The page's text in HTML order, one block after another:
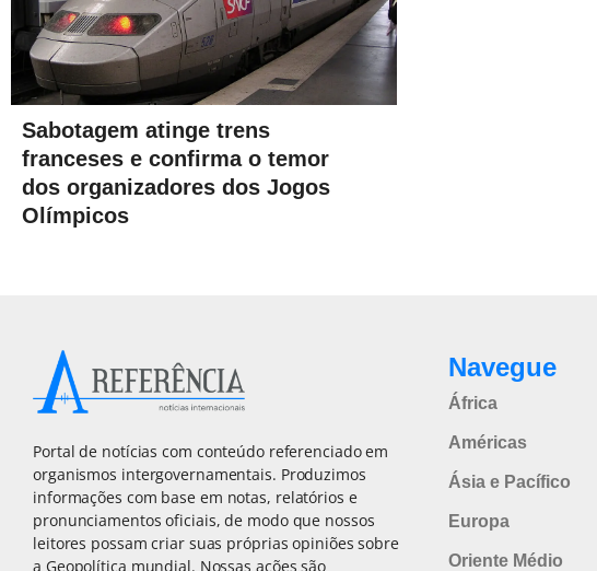
Sabotagem atinge trens
franceses e confirma o temor
dos organizadores dos Jogos
Olímpicos
Portal de notícias com conteúdo referenciado em
organismos intergovernamentais. Produzimos
informações com base em notas, relatórios e
pronunciamentos oficiais, de modo que nossos
leitores possam criar suas próprias opiniões sobre
a Geopolítica mundial. Nossas ações são
Navegue
África
Américas
Ásia e Pacífico
Europa
Oriente Médio